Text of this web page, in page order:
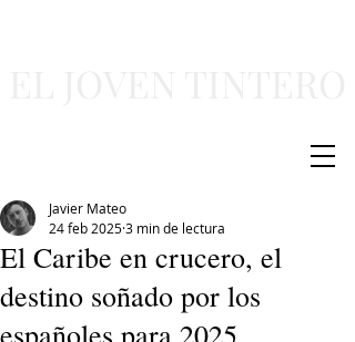
El Caribe en crucero, el
destino soñado por los
españoles para 2025
Javier Mateo
24 feb 20253 min de lectura